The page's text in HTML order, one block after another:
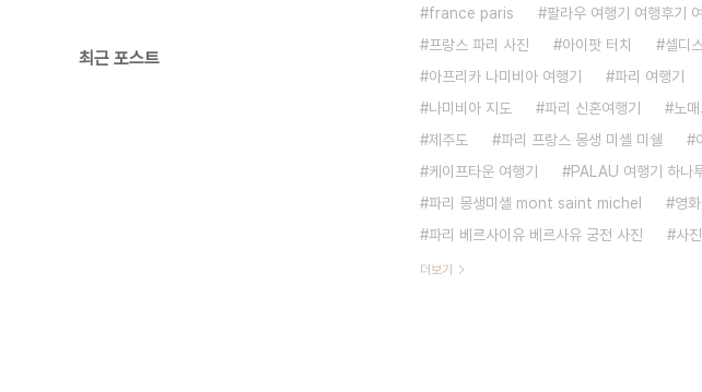
최근 포스트
france paris 팔라우 여행기 여행후기
프랑스 파리 사진
아이팟 터치 셀디
아프리카 나미비아 여행기
파리 여행기
나미비아 지도
파리 신혼여행기 노
제주도
파리 프랑스 몽생 미셸 미쉘
케이프타운 여행기
PALAU 여행기 하나
파리 몽생미셸 mont saint michel
영화
파리 베르사이유 베르사유 궁전 사진
사진
더보기